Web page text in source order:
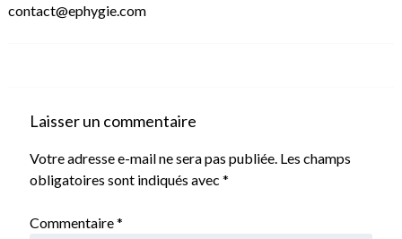
contact@ephygie.com
Laisser un commentaire
Votre adresse e-mail ne sera pas publiée. Les champs
obligatoires sont indiqués avec *
Commentaire*